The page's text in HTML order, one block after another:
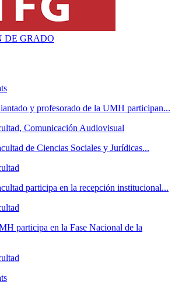
DE GRADO
y profesorado de la UMH participan...
Comunicación Audiovisual
de Ciencias Sociales y Jurídicas...
participa en la recepción institucional...
participa en la Fase Nacional de la